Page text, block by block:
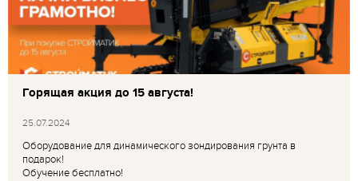
Горящая акция до 15 августа!
25.07.2024
Оборудование для динамического зондирования грунта в
подарок!
Обучение бесплатно!